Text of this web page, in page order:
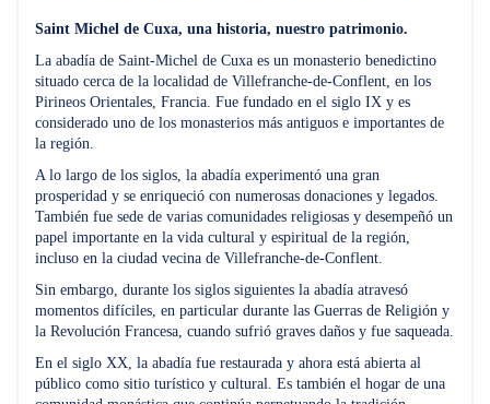
Saint Michel de Cuxa, una historia, nuestro patrimonio.
La abadía de Saint-Michel de Cuxa es un monasterio benedictino
situado cerca de la localidad de Villefranche-de-Conflent, en los
Pirineos Orientales, Francia. Fue fundado en el siglo IX y es
considerado uno de los monasterios más antiguos e importantes de
la región.
A lo largo de los siglos, la abadía experimentó una gran
prosperidad y se enriqueció con numerosas donaciones y legados.
También fue sede de varias comunidades religiosas y desempeñó un
papel importante en la vida cultural y espiritual de la región,
incluso en la ciudad vecina de Villefranche-de-Conflent.
Sin embargo, durante los siglos siguientes la abadía atravesó
momentos difíciles, en particular durante las Guerras de Religión y
la Revolución Francesa, cuando sufrió graves daños y fue saqueada.
En el siglo XX, la abadía fue restaurada y ahora está abierta al
público como sitio turístico y cultural. Es también el hogar de una